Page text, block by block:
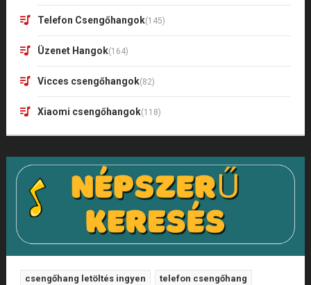
Telefon Csengőhangok(145)
Üzenet Hangok(164)
Vicces csengőhangok(82)
Xiaomi csengőhangok(118)
csengőhang letöltés ingyen telefon csengőhang